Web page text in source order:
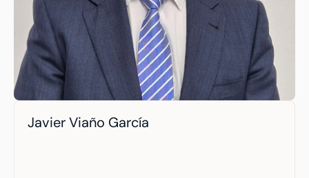
Javier Viaño García